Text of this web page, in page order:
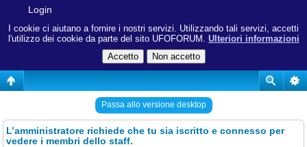
I cookie ci aiutano a fornire i nostri servizi. Utilizzando tali servizi, accetti
l'utilizzo dei cookie da parte del sito UFOFORUM. Ulteriori informazioni
Login
Passa allo versione desktop
L’amministratore richiede che tu sia iscritto e connesso per
vedere i membri dello staff.